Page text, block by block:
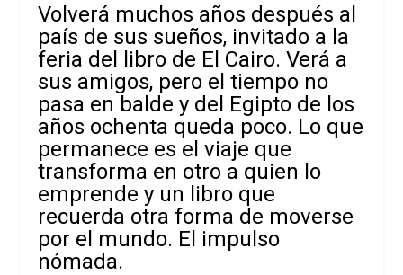
Volverá muchos años después al
país de sus sueños, invitado a la
feria del libro de El Cairo. Verá a
sus amigos, pero el tiempo no
pasa en balde y del Egipto de los
años ochenta queda poco. Lo que
permanece es el viaje que
transforma en otro a quien lo
emprende y un libro que
recuerda otra forma de moverse
por el mundo. El impulso
nómada.